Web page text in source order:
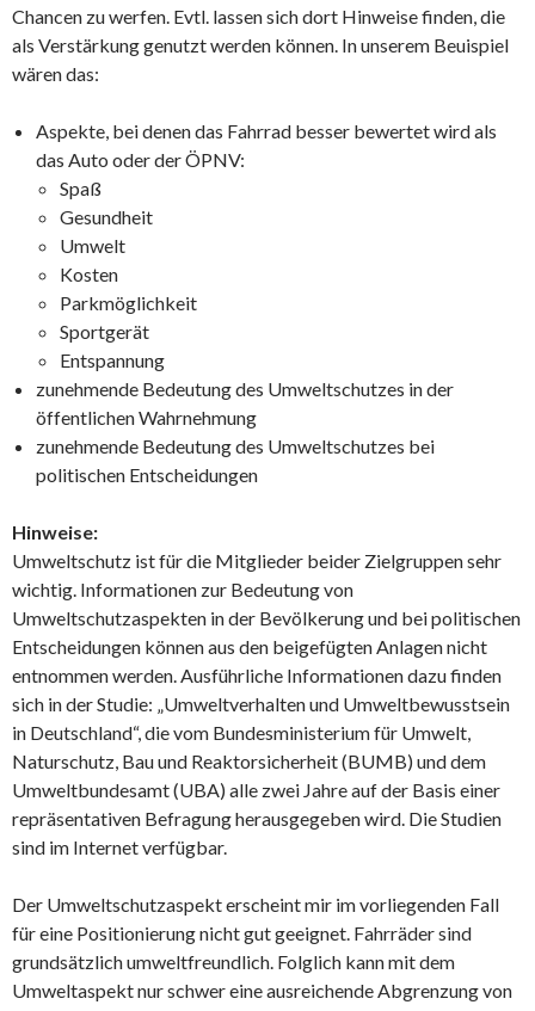
Chancen zu werfen. Evtl. lassen sich dort Hinweise finden, die
als Verstärkung genutzt werden können. In unserem Beuispiel
wären das:
Aspekte, bei denen das Fahrrad besser bewertet wird als
das Auto oder der ÖPNV:
Spaß
Gesundheit
Umwelt
Kosten
Parkmöglichkeit
Sportgerät
Entspannung
zunehmende Bedeutung des Umweltschutzes in der
öffentlichen Wahrnehmung
zunehmende Bedeutung des Umweltschutzes bei
politischen Entscheidungen
Hinweise:
Umweltschutz ist für die Mitglieder beider Zielgruppen sehr
wichtig. Informationen zur Bedeutung von
Umweltschutzaspekten in der Bevölkerung und bei politischen
Entscheidungen können aus den beigefügten Anlagen nicht
entnommen werden. Ausführliche Informationen dazu finden
sich in der Studie: „Umweltverhalten und Umweltbewusstsein
in Deutschland“, die vom Bundesministerium für Umwelt,
Naturschutz, Bau und Reaktorsicherheit (BUMB) und dem
Umweltbundesamt (UBA) alle zwei Jahre auf der Basis einer
repräsentativen Befragung herausgegeben wird. Die Studien
sind im Internet verfügbar.
Der Umweltschutzaspekt erscheint mir im vorliegenden Fall
für eine Positionierung nicht gut geeignet. Fahrräder sind
grundsätzlich umweltfreundlich. Folglich kann mit dem
Umweltaspekt nur schwer eine ausreichende Abgrenzung von